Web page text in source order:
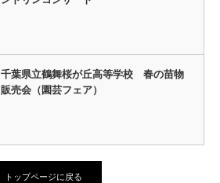
千葉県立鶴舞桜が丘高等学校 春の苗物
販売会（園芸フェア）
トップページに戻る